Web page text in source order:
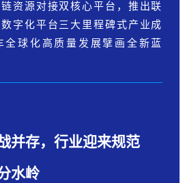
资源对接双核心平台，推出联
字化平台三大里程碑式产业成
全球化高质量发展擘画全新蓝
并存，行业迎来规范
水岭